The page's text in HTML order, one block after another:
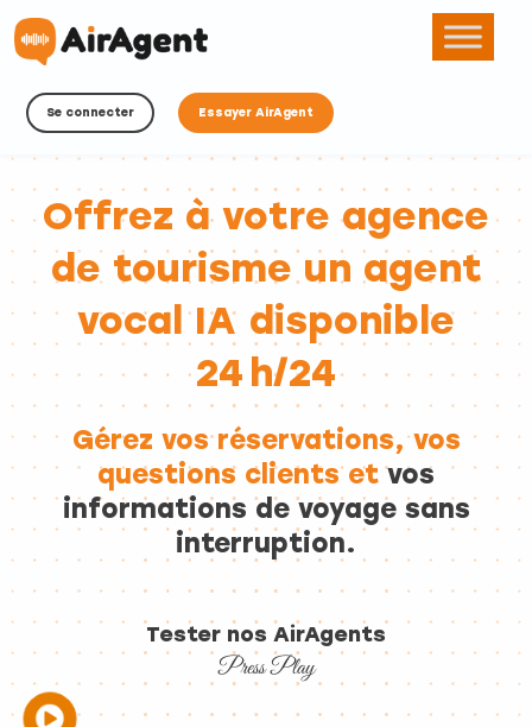
Se connecter Essayer AirAgent
Offrez à votre agence
de tourisme un agent
vocal IA disponible
24 h/24
Gérez vos réservations, vos
questions clients etvos
informations de voyage sans
interruption.
Tester nos AirAgents
Press Play